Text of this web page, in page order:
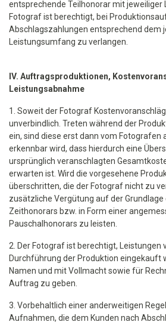
entsprechende Teilhonorar mit jeweiliger
Fotograf ist berechtigt, bei
Abschlagszahlungen entsprechend dem
Leistungsumfang zu verlangen.
IV. Auftragsproduktionen,
Leistungsabnahme
1. Soweit der Fotograf
unverbindlich. Treten während der
ein, sind diese erst dann vom Fotografen
erkennbar wird, dass hierdurch eine
ursprünglich veranschlagten
erwarten ist. Wird die vorgesehene
überschritten, die der Fotograf nicht zu
zusätzliche Vergütung auf der
Zeithonorars bzw. in Form einer
Pauschalhonorars zu leisten.
2. Der Fotograf ist berechtigt, Leistungen
Durchführung der Produktion eingekauft
Namen und mit Vollmacht sowie für
Auftrag zu geben.
3. Vorbehaltlich einer anderweitigen
Aufnahmen, die dem Kunden nach